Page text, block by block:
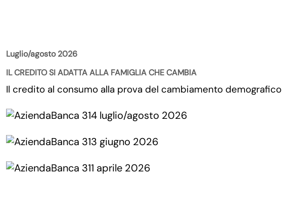
Luglio/agosto 2026
IL CREDITO SI ADATTA ALLA FAMIGLIA CHE CAMBIA
Il credito al consumo alla prova del cambiamento demografico